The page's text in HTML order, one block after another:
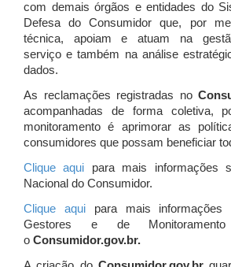
com demais órgãos e entidades do
Defesa do Consumidor que, por
técnica, apoiam e atuam na
serviço e também na análise
dados.
As reclamações registradas no
acompanhadas de forma coletiva,
monitoramento é aprimorar as
consumidores que possam beneficiar
Clique aqui para mais informações
Nacional do Consumidor.
Clique aquipara mais informações
Gestores e de
o Consumidor.gov.br.